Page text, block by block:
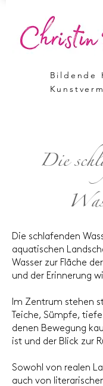
Bildende
Die
Die schlafenden
aquatischen
Wasser zur Fläche
und der Erinnerung
Im Zentrum stehen
Teiche, Sümpfe,
denen Bewegung
ist und der Blick zur
Sowohl von realen
auch von